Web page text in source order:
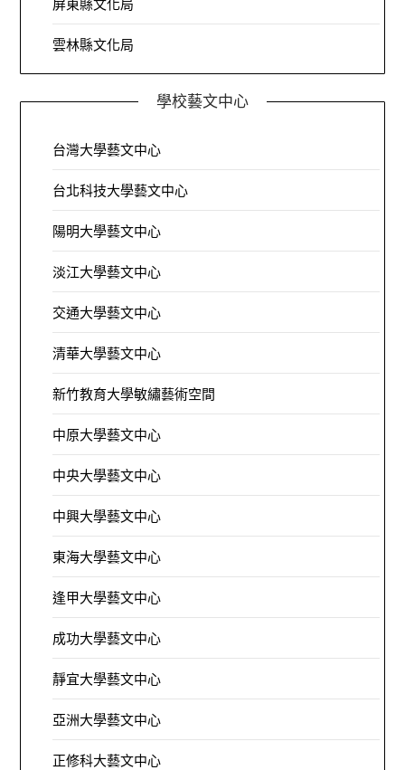
屏東縣文化局
雲林縣文化局
學校藝文中心
台灣大學藝文中心
台北科技大學藝文中心
陽明大學藝文中心
淡江大學藝文中心
交通大學藝文中心
清華大學藝文中心
新竹教育大學敏繡藝術空間
中原大學藝文中心
中央大學藝文中心
中興大學藝文中心
東海大學藝文中心
逢甲大學藝文中心
成功大學藝文中心
靜宜大學藝文中心
亞洲大學藝文中心
正修科大藝文中心